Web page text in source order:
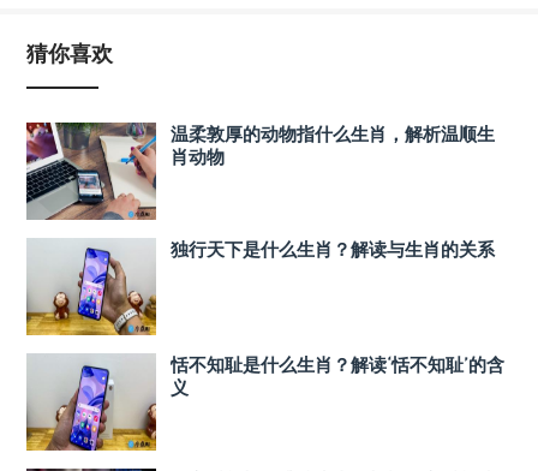
猜你喜欢
温柔敦厚的动物指什么生肖，解析温顺生
肖动物
独行天下是什么生肖？解读与生肖的关系
恬不知耻是什么生肖？解读‘恬不知耻’的含
义